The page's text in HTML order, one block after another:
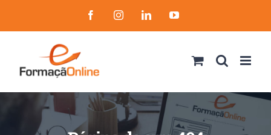
to
FacebookInstagramLinkedInYouTube